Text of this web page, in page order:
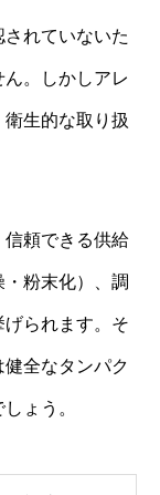
れていないた
。しかしアレ
生的な取り扱
頼できる供給
粉末化）、調
られます。そ
全なタンパク
ょう。